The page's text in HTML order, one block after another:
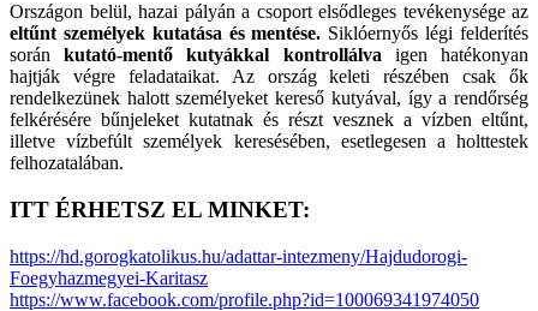
Országon belül, hazai pályán a csoport elsődleges tevékenysége az
eltűnt személyek kutatása és mentése. Siklóernyős légi felderítés
soránkutató-mentő kutyákkal kontrollálva igen hatékonyan
hajtják végre feladataikat. Az ország keleti részében csak ők
rendelkezünek halott személyeket kereső kutyával, így a rendőrség
felkérésére bűnjeleket kutatnak és részt vesznek a vízben eltűnt,
illetve vízbefúlt személyek keresésében, esetlegesen a holttestek
felhozatalában.
ITT ÉRHETSZ EL MINKET:
https://hd.gorogkatolikus.hu/adattar-intezmeny/Hajdudorogi-
Foegyhazmegyei-Karitasz
https://www.facebook.com/profile.php?id=100069341974050